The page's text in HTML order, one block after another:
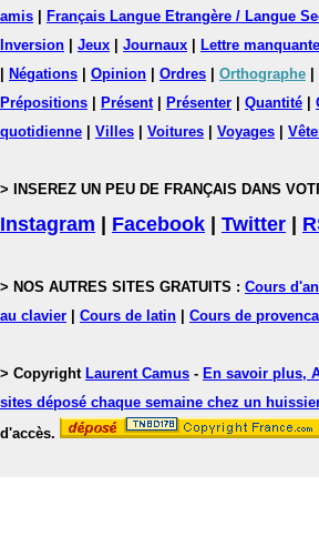
amis
Français Langue Etrangère / Langue
Inversion
Jeux Journaux Lettre manquante
Négations Opinion Ordres Orthographe
Prépositions
Présent| Présenter Quantité
quotidienne
Villes Voitures Voyages
> INSEREZ UN PEU DE FRANÇAIS DANS
Instagram Facebook Twitter
> NOS AUTRES SITES GRATUITS : Cours
au clavier
Cours de latin Cours de provencal
> Copyright Laurent Camus - En savoir plus,
sites déposé chaque semaine chez un
d'accès.